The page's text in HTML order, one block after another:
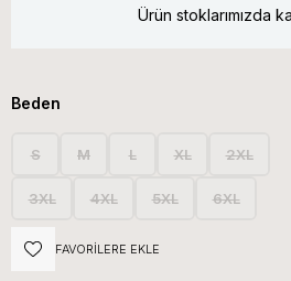
Ürün stoklarımızda
Beden
S M L XL 2XL
3XL 4XL 5XL 6XL
FAVORILERE EKLE